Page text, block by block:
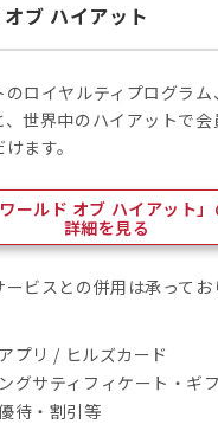
ブ ハイアット
のロイヤルティプログラ
、世界中のハイアットで
ます。
ワールド オブ ハイアット
詳細を見る
ービスとの併用は承って
プリ / ヒルズカード
グサティフィケート・ギ
待・割引等